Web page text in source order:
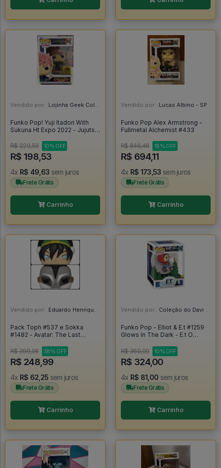
Vendido por: Lojinha Geek Colecionáveis - DF
Funko Pop! Yuji Itadori With
Sukuna Ht Expo 2022 - Jujutsu
R$ 220,59
10% OFF
R$ 198,53
4x R$ 49,63 sem juros
Frete Grátis
Carrinho
Vendido por: Lucas Albino - SP
Funko Pop Alex Armstrong -
Fullmetal Alchemist #433
R$ 846,48 18% OFF
R$ 694,11
4x R$ 173,53 sem juros
Frete Grátis
Carrinho
Vendido por: Eduardo Henrique - SP
Pack Toph #537 e Sokka
#1482 - Avatar: The Last
R$ 399,98
38% OFF
R$ 248,99
4x R$ 62,25 sem juros
Frete Grátis
Carrinho
Vendido por: Coleção do Davi - RJ
Funko Pop - Elliot & E.t #1259
Glows In The Dark - E.t O
Terrestre #1259
R$ 360,00 10% OFF
R$ 324,00
4x R$ 81,00 sem juros
Frete Grátis
Carrinho